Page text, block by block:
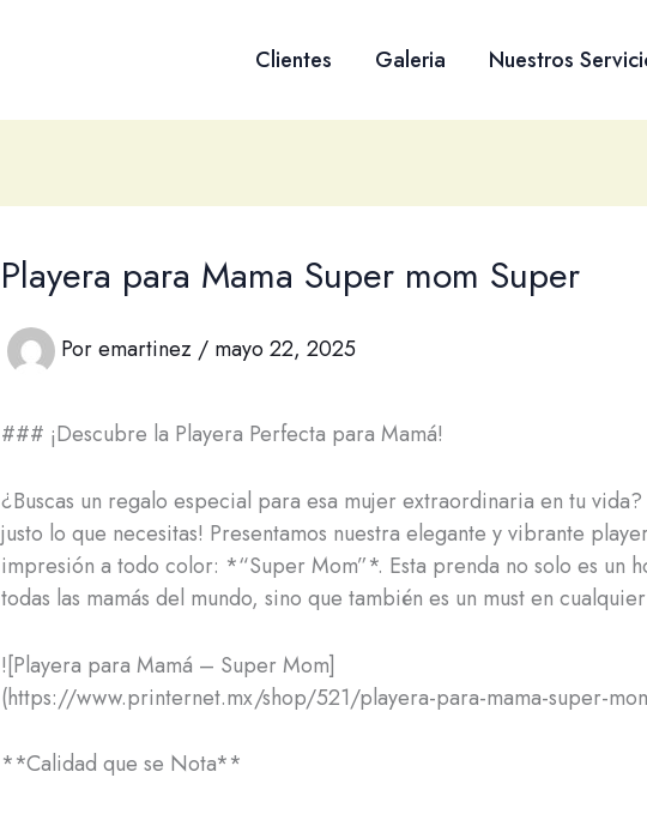
Clientes Galeria Nuestros
Playera para Mama Super mom Super
Poremartinez / mayo 22, 2025
### ¡Descubre la Playera Perfecta para Mamá!
¿Buscas un regalo especial para esa mujer extraordinaria en tu vida?
justo lo que necesitas! Presentamos nuestra elegante y vibrante
impresión a todo color: *“Super Mom”*. Esta prenda no solo es un
todas las mamás del mundo, sino que también es un must en
![Playera para Mamá – Super Mom]
(https://www.printernet.mx/shop/521/playera-para-mama-super-
**Calidad que se Nota**